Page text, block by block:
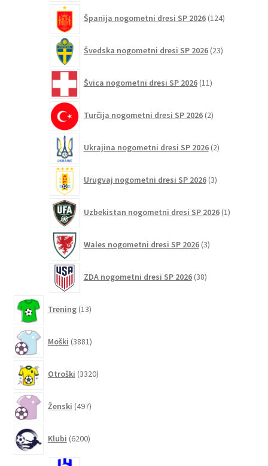
Španija nogometni dresi SP 2026 124izdelkov
Švedska nogometni dresi SP 2026 23izdelkov
Švica nogometni dresi SP 2026 11izdelkov
Turčija nogometni dresi SP 2026 2izdelka
Ukrajina nogometni dresi SP 2026 2izdelka
Urugvaj nogometni dresi SP 2026 3izdelki
Uzbekistan nogometni dresi SP 2026 1izdelek
Wales nogometni dresi SP 2026 3izdelki
ZDA nogometni dresi SP 2026 38izdelkov
Trening 13izdelkov
Moški 3881izdelkov
Otroški 3320izdelkov
Ženski 497izdelkov
Klubi 6200izdelkov